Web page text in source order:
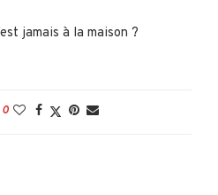
jamais à la maison ?
0